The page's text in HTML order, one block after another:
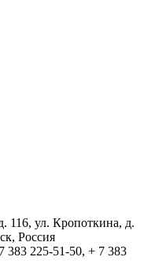
116, ул. Кропоткина, д.
Россия
383 225-51-50, + 7 383